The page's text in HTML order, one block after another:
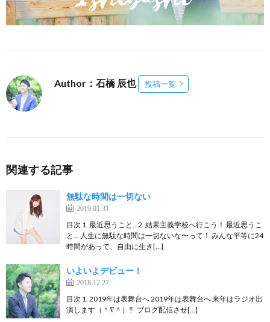
Author：石橋 辰也 投稿一覧
関連する記事
無駄な時間は一切ない
2019.01.31
目次 1. 最近思うこと…2. 結果主義学校へ行こう！ 最近思うこ
と… 人生に無駄な時間は一切ないな〜って！ みんな平等に24
時間があって、自由に生き[…]
いよいよデビュー！
2018.12.27
目次 1. 2019年は表舞台へ 2019年は表舞台へ 来年はラジオ出
演します（＾∇＾）‼️ ブログ配信させ[…]